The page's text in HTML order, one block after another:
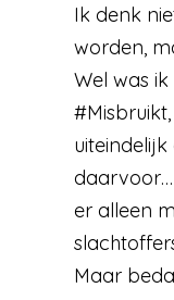
Ik denk
worden,
Wel was
er alleen
Maar